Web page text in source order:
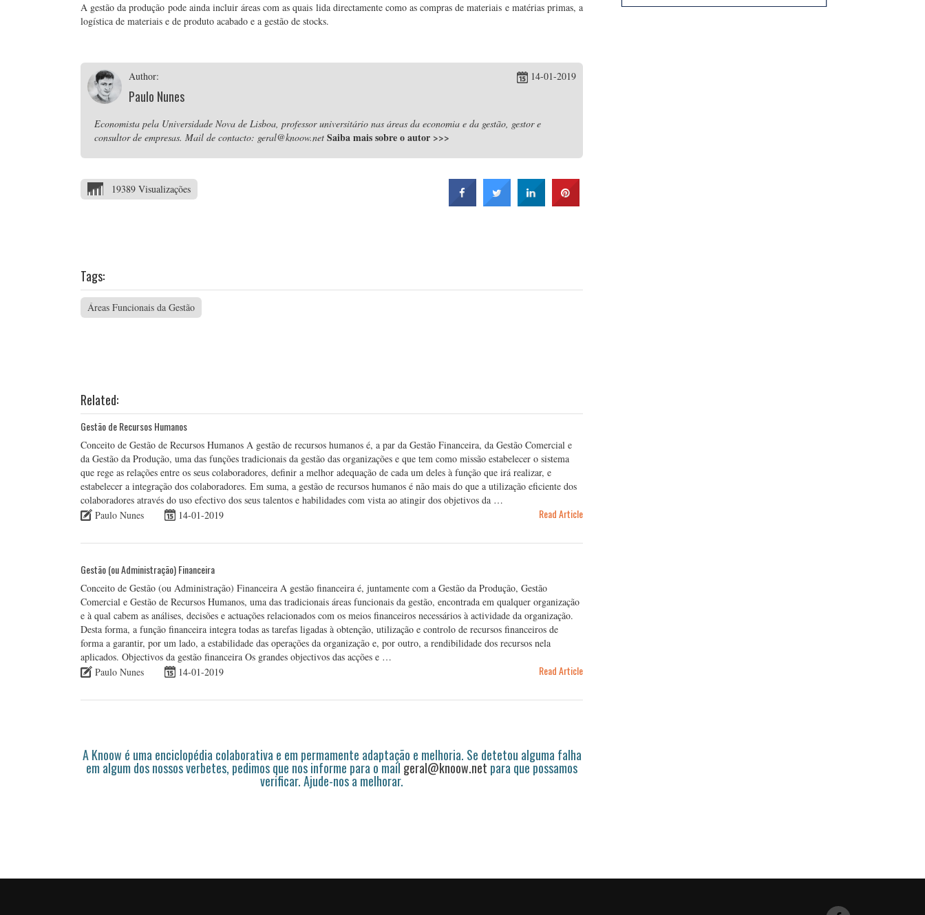
A gestão da produção pode ainda incluir áreas com as quais lida directamente como as compras de materiais e matérias primas, a
logística de materiais e de produto acabado e a gestão de stocks.
Author:
Paulo Nunes
14-01-2019
Economista pela Universidade Nova de Lisboa, professor universitário nas áreas da economia e da gestão, gestor e
consultor de empresas. Mail de contacto: geral@knoow.net Saiba mais sobre o autor >>>
19389 Visualizações
Tags:
Áreas Funcionais da Gestão
Related:
Gestão de Recursos Humanos
Conceito de Gestão de Recursos Humanos A gestão de recursos humanos é, a par da Gestão Financeira, da Gestão Comercial e
da Gestão da Produção, uma das funções tradicionais da gestão das organizações e que tem como missão estabelecer o sistema
que rege as relações entre os seus colaboradores, definir a melhor adequação de cada um deles à função que irá realizar, e
estabelecer a integração dos colaboradores. Em suma, a gestão de recursos humanos é não mais do que a utilização eficiente dos
colaboradores através do uso efectivo dos seus talentos e habilidades com vista ao atingir dos objetivos da …
Paulo Nunes
14-01-2019 Read Article
Gestão (ou Administração) Financeira
Conceito de Gestão (ou Administração) Financeira A gestão financeira é, juntamente com a Gestão da Produção, Gestão
Comercial e Gestão de Recursos Humanos, uma das tradicionais áreas funcionais da gestão, encontrada em qualquer organização
e à qual cabem as análises, decisões e actuações relacionados com os meios financeiros necessários à actividade da organização.
Desta forma, a função financeira integra todas as tarefas ligadas à obtenção, utilização e controlo de recursos financeiros de
forma a garantir, por um lado, a estabilidade das operações da organização e, por outro, a rendibilidade dos recursos nela
aplicados. Objectivos da gestão financeira Os grandes objectivos das acções e …
Paulo Nunes
14-01-2019 Read Article
A Knoow é uma enciclopédia colaborativa e em permamente adaptação e melhoria. Se detetou alguma falha
em algum dos nossos verbetes, pedimos que nos informe para o mail geral@knoow.net para que possamos
verificar. Ajude-nos a melhorar.